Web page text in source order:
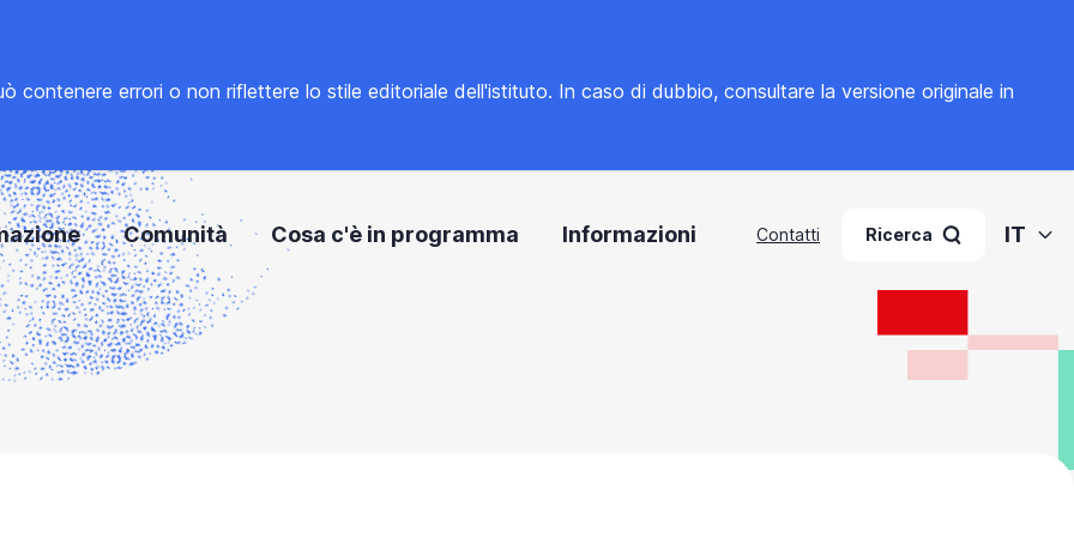
errori o non riflettere lo stile editoriale dell'istituto. In caso di dubbio, consultare la versione originale in
Comunità Cosa c'è in programma Informazioni Contatti Ricerca IT